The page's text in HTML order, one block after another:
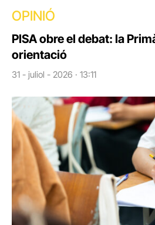
OPINIÓ
PISA obre el debat: la
orientació
31 - juliol - 2026 · 13:11